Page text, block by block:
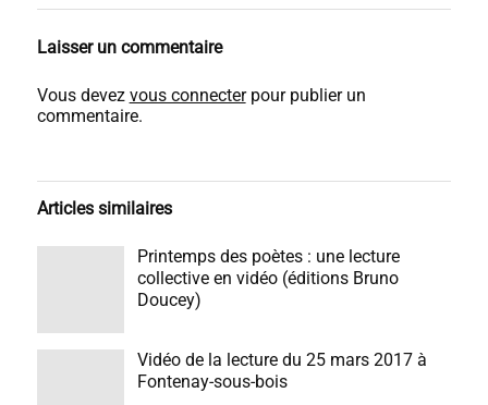
Laisser un commentaire
Vous devez vous connecterpour publier un
commentaire.
Articles similaires
Printemps des poètes : une lecture
collective en vidéo (éditions Bruno
Doucey)
Vidéo de la lecture du 25 mars 2017 à
Fontenay-sous-bois